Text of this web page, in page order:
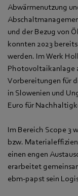
Abwärmenutzung
und der Bezug von
konnten 2023
werden. Im Werk
Photovoltaikanlage
Vorbereitungen für
in Slowenien und
Euro für
Im Bereich Scope 3
bzw.
einen engen
erarbeitet
ebm‑papst sein